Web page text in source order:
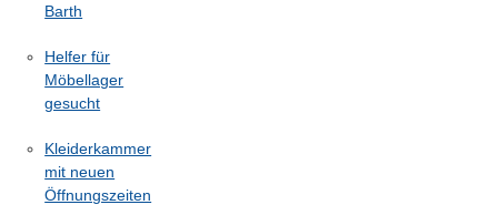
Barth
Helfer für
Möbellager
gesucht
Kleiderkammer
mit neuen
Öffnungszeiten